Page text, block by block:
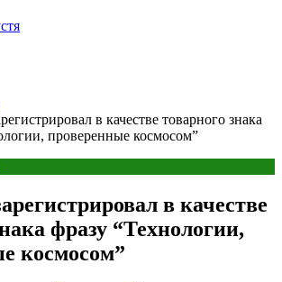
в качестве товарного знака
проверенные космосом”
в качестве
фразу “Технологии,
космосом”